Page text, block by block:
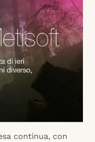
continua, con